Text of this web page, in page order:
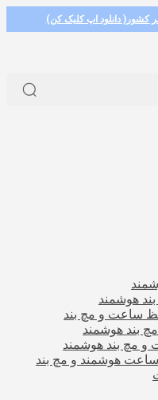
کشور( دانلود اپ کلیک کن)
هوشمند
ساعت و مچ بند
بند هوشمند
و مچ بند هوشمند
ساعت هوشمند و مچ بند